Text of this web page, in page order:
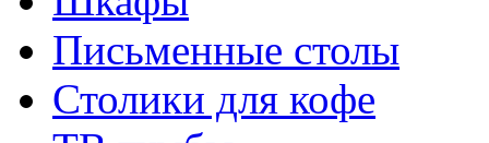
Письменные столы
Столики для кофе